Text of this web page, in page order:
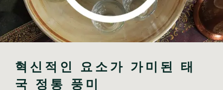
혁신적인 요소가 가미된 태
국 정통 풍미